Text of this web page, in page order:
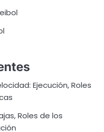
Ejecución, Roles
Roles de los